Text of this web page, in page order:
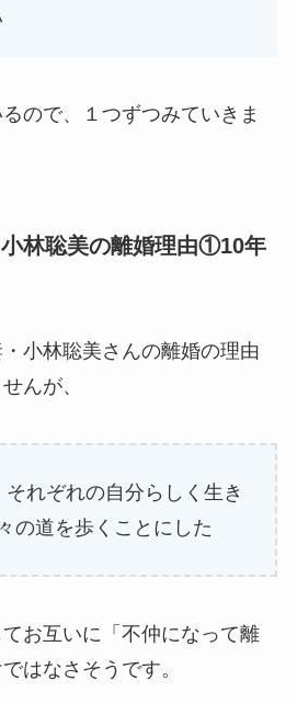
ので、１つずつみていきま
林聡美の離婚理由①10年
小林聡美さんの離婚の理由
んが、
れぞれの自分らしく生き
の道を歩くことにした
お互いに「不仲になって離
はなさそうです。